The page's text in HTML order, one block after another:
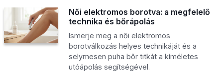
Női elektromos borotva: a megfelelő
technika és bőrápolás
Ismerje meg a női elektromos
borotválkozás helyes technikáját és a
selymesen puha bőr titkát a kíméletes
utóápolás segítségével.